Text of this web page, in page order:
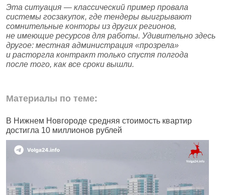
Эта ситуация — классический пример провала
системы госзакупок, где тендеры выигрывают
сомнительные конторы из других регионов,
не имеющие ресурсов для работы. Удивительно здесь
другое: местная администрация «прозрела»
и расторгла контракт только спустя полгода
после того, как все сроки вышли.
Материалы по теме:
В Нижнем Новгороде средняя стоимость квартир
достигла 10 миллионов рублей